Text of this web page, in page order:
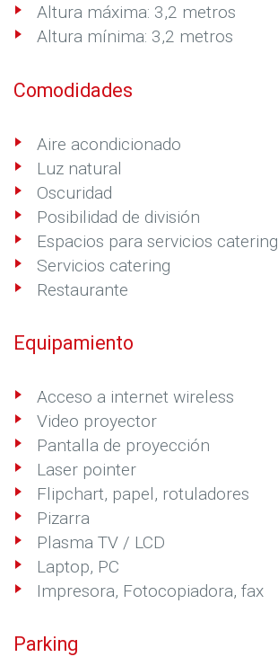
Altura máxima: 3,2 metros
Altura mínima: 3,2 metros
Comodidades
Aire acondicionado
Luz natural
Oscuridad
Posibilidad de división
Espacios para servicios catering
Servicios catering
Restaurante
Equipamiento
Acceso a internet wireless
Video proyector
Pantalla de proyección
Laser pointer
Flipchart, papel, rotuladores
Pizarra
Plasma TV / LCD
Laptop, PC
Impresora, Fotocopiadora, fax
Parking